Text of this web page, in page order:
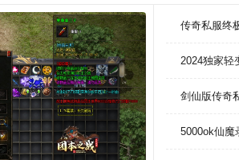
传奇私服终
2024独家轻
剑仙版传奇
5000ok仙魔